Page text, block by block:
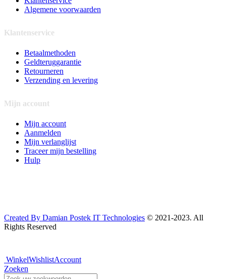
Algemene voorwaarden
Klantenservice
Betaalmethoden
Geldteruggarantie
Retourneren
Verzending en levering
Mijn account
Mijn account
Aanmelden
Mijn verlanglijst
Traceer mijn bestelling
Hulp
Created By Damian Postek IT Technologies © 2021-2023. All
Rights Reserved
WinkelWishlistAccount
Zoeken